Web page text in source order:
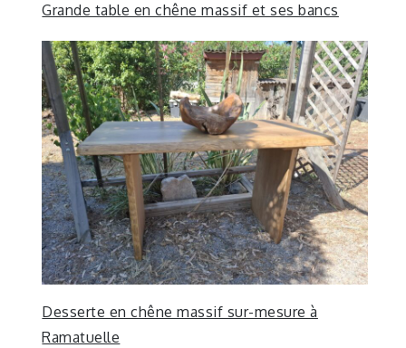
Grande table en chêne massif et ses bancs
Desserte en chêne massif sur-mesure à
Ramatuelle